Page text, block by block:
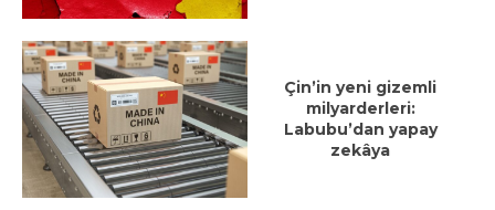
Çin’in yeni gizemli
milyarderleri:
Labubu’dan yapay
zekâya